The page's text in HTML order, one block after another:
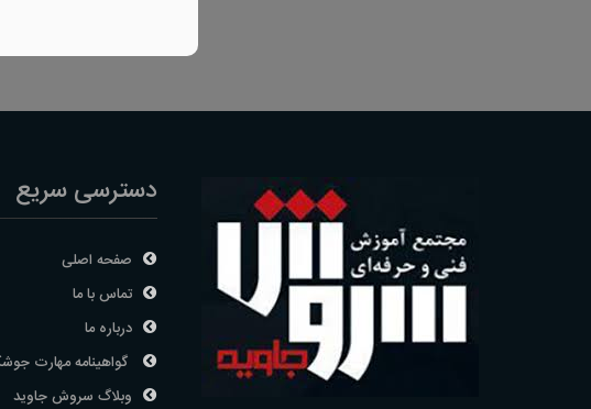
دسترسی سریع
صفحه اصلی
تماس با ما
درباره ما
گواهینامه مهارت
وبلاگ سروش جاوید